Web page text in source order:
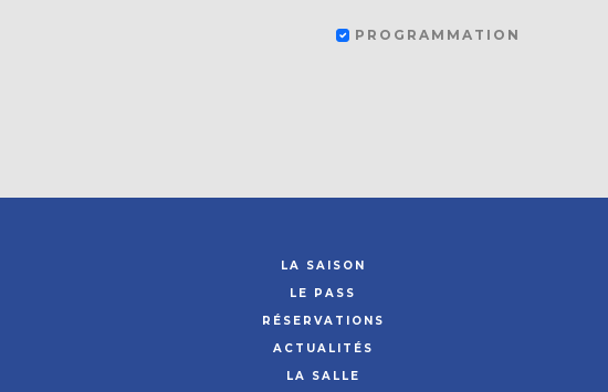
PROGRAMMATION
LA SAISON
LE PASS
RÉSERVATIONS
ACTUALITÉS
LA SALLE